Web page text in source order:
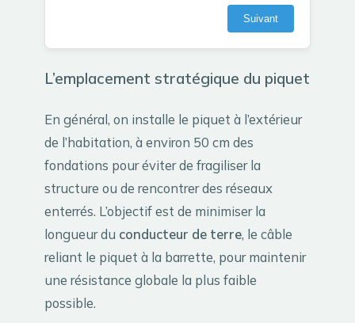
Suivant
L’emplacement stratégique du piquet
En général, on installe le piquet à l’extérieur
de l’habitation, à environ 50 cm des
fondations pour éviter de fragiliser la
structure ou de rencontrer des réseaux
enterrés. L’objectif est de minimiser la
longueur du conducteur de terre, le câble
reliant le piquet à la barrette, pour maintenir
une résistance globale la plus faible
possible.